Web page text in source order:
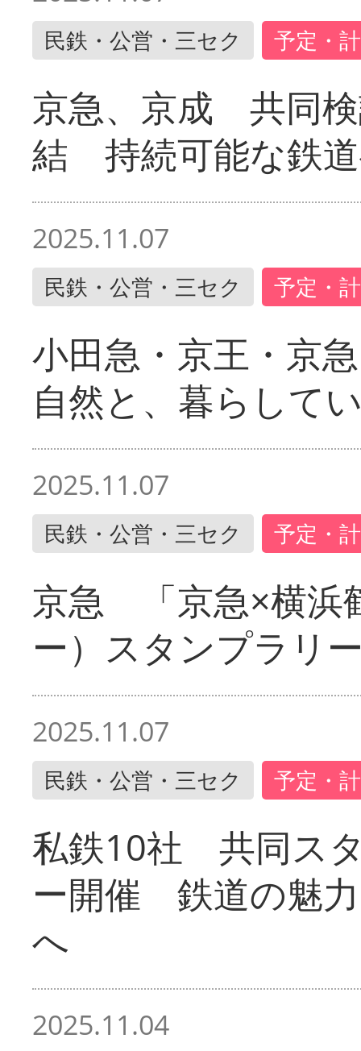
民鉄・公営・三セク 予定・
京急、京成 共同
結 持続可能な鉄
2025.11.07
民鉄・公営・三セク 予定・
小田急・京王・京
自然と、暮らして
2025.11.07
民鉄・公営・三セク 予定・
京急 「京急×横浜
ー）スタンプラリ
2025.11.07
民鉄・公営・三セク 予定・
私鉄10社 共同ス
ー開催 鉄道の魅
へ
2025.11.04